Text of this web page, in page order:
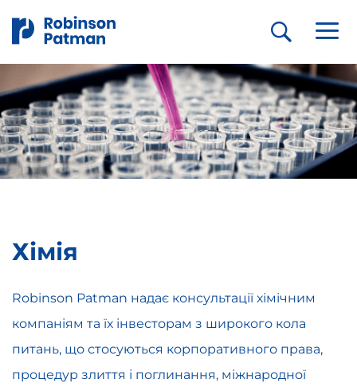
Хімія
Robinson Patman надає консультації хімічним
компаніям та їх інвесторам з широкого кола
питань, що стосуються корпоративного права,
процедур злиття і поглинання, міжнародної